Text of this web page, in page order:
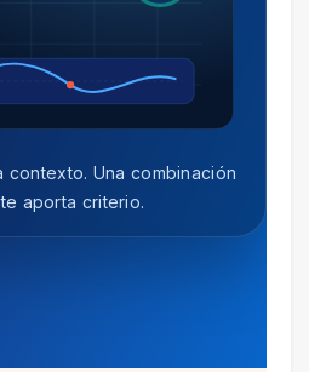
contexto. Una combinación
aporta criterio.